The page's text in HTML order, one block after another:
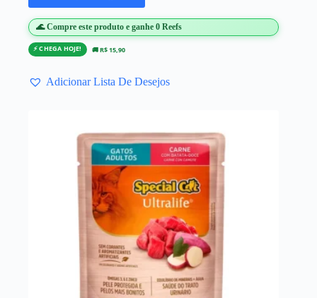
🌊 Compre este produto e ganhe 0 Reefs
⚡ CHEGA HOJE! 🚚 R$ 15,90
Adicionar Lista De Desejos